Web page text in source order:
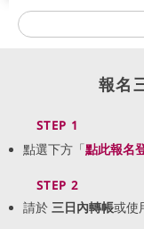
報名
STEP 1
點選下方「點此報名
STEP 2
請於 三日內轉帳或使